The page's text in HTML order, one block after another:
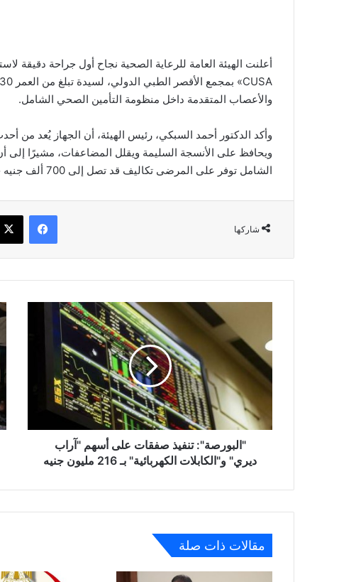
أعلنت الهيئة العامة للرعاية الصحية نجاح أول جراحة دقيقة
والأعصاب المتقدمة داخل منظومة التأمين الصحي الشامل.
وأكد الدكتور أحمد السبكي، رئيس الهيئة، أن الجهاز يُعد من
ويحافظ على الأنسجة السليمة ويقلل المضاعفات، مشيرًا
الشامل توفر على المرضى تكاليف قد تصل إلى 700 ألف جنيه خارج المنظومة.
شاركها
صفقات
على
أسهم
"آراب
ديري"
و"الكابلات
الكهربائية"
جنيه
"البورصة": تنفيذ صفقات على أسهم "آراب
ديري" و"الكابلات الكهربائية" بـ 216 مليون جنيه
مقالات ذات صلة